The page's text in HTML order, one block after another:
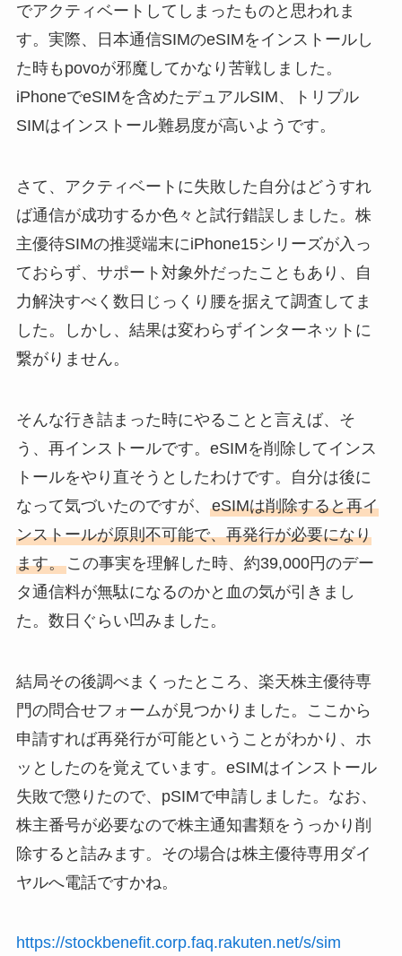
でアクティベートしてしまったものと思われま
す。実際、日本通信SIMのeSIMをインストールし
た時もpovoが邪魔してかなり苦戦しました。
iPhoneでeSIMを含めたデュアルSIM、トリプル
SIMはインストール難易度が高いようです。
さて、アクティベートに失敗した自分はどうすれ
ば通信が成功するか色々と試行錯誤しました。株
主優待SIMの推奨端末にiPhone15シリーズが入っ
ておらず、サポート対象外だったこともあり、自
力解決すべく数日じっくり腰を据えて調査してま
した。しかし、結果は変わらずインターネットに
繋がりません。
そんな行き詰まった時にやることと言えば、そ
う、再インストールです。eSIMを削除してインス
トールをやり直そうとしたわけです。自分は後に
なって気づいたのですが、 eSIMは削除すると再イ
ンストールが原則不可能で、再発行が必要になり
ます。この事実を理解した時、約39,000円のデー
タ通信料が無駄になるのかと血の気が引きまし
た。数日ぐらい凹みました。
結局その後調べまくったところ、楽天株主優待専
門の問合せフォームが見つかりました。ここから
申請すれば再発行が可能ということがわかり、ホ
ッとしたのを覚えています。eSIMはインストール
失敗で懲りたので、pSIMで申請しました。なお、
株主番号が必要なので株主通知書類をうっかり削
除すると詰みます。その場合は株主優待専用ダイ
ヤルへ電話ですかね。
https://stockbenefit.corp.faq.rakuten.net/s/sim